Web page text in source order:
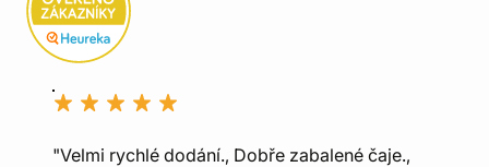
"Velmi rychlé dodání., Dobře zabalené čaje.,